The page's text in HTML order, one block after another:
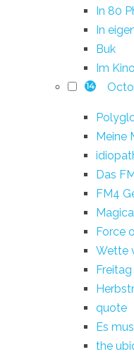
In 80
In
Buk
Im
14
Meine
Das
FM4
Force
Wette
quote
Es
the